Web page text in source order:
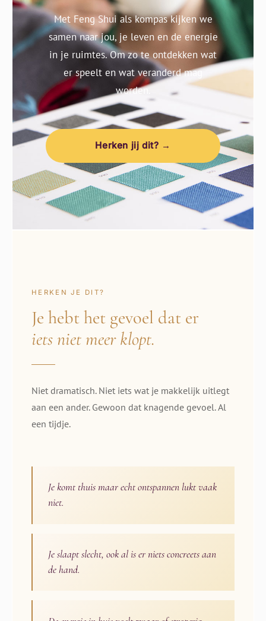
Met Feng Shui als kompas kijken we
samen naar jou, je leven en de energie
in je ruimtes. Om zo te ontdekken wat
er speelt en wat veranderd mag
worden.
Herken jij dit? →
HERKEN JE DIT?
Je hebt het gevoel dat er
iets niet meer klopt.
Niet dramatisch. Niet iets wat je makkelijk uitlegt
aan een ander. Gewoon dat knagende gevoel. Al
een tijdje.
Je komt thuis maar echt ontspannen lukt vaak
niet.
Je slaapt slecht, ook al is er niets concreets aan
de hand.